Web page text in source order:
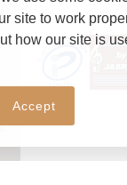
site to work
how our site is
Accept